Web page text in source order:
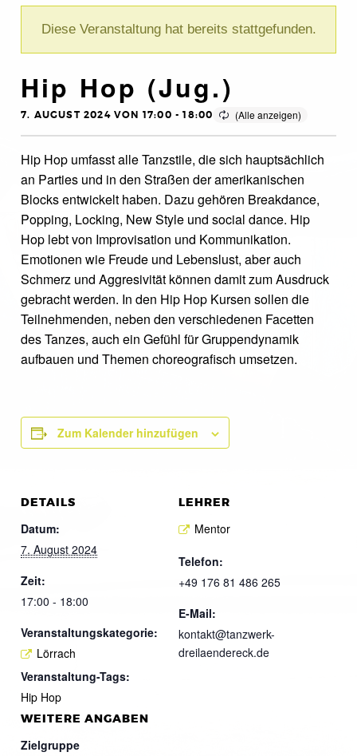
Diese Veranstaltung hat bereits stattgefunden.
Hip Hop (Jug.)
7. AUGUST 2024 VON 17:00 -18:00
Hip Hop umfasst alle Tanzstile, die sich hauptsächlich
an Parties und in den Straßen der amerikanischen
Blocks entwickelt haben. Dazu gehören Breakdance,
Popping, Locking, New Style und social dance. Hip
Hop lebt von Improvisation und Kommunikation.
Emotionen wie Freude und Lebenslust, aber auch
Schmerz und Aggresivität können damit zum Ausdruck
gebracht werden. In den Hip Hop Kursen sollen die
Teilnehmenden, neben den verschiedenen Facetten
des Tanzes, auch ein Gefühl für Gruppendynamik
aufbauen und Themen choreografisch umsetzen.
Zum Kalender hinzufügen
DETAILS
Datum:
7. August 2024
Zeit:
17:00 - 18:00
Veranstaltungskategorie:
Lörrach
Veranstaltung-Tags:
Hip Hop
LEHRER
Mentor
Telefon:
+49 176 81 486 265
E-Mail:
kontakt@tanzwerk-
dreilaendereck.de
WEITERE ANGABEN
Zielgruppe